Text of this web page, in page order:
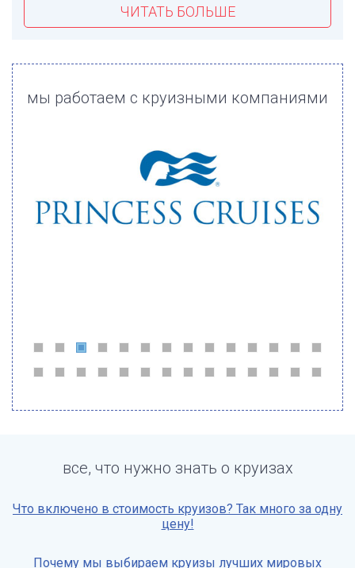
ЧИТАТЬ БОЛЬШЕ
мы работаем с круизными компаниями
все, что нужно знать о круизах
Что включено в стоимость круизов? Так много за одну
цену!
Почему мы выбираем круизы лучших мировых